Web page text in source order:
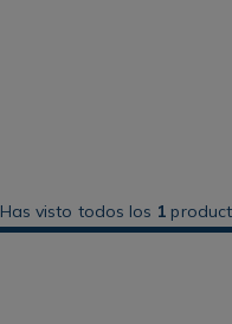
Has visto todos los 1